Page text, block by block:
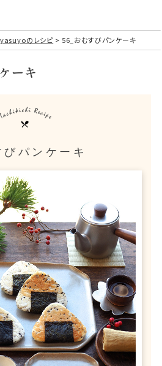
のレシピ 56_おむすびパンケーキ
ーキ
びパンケーキ